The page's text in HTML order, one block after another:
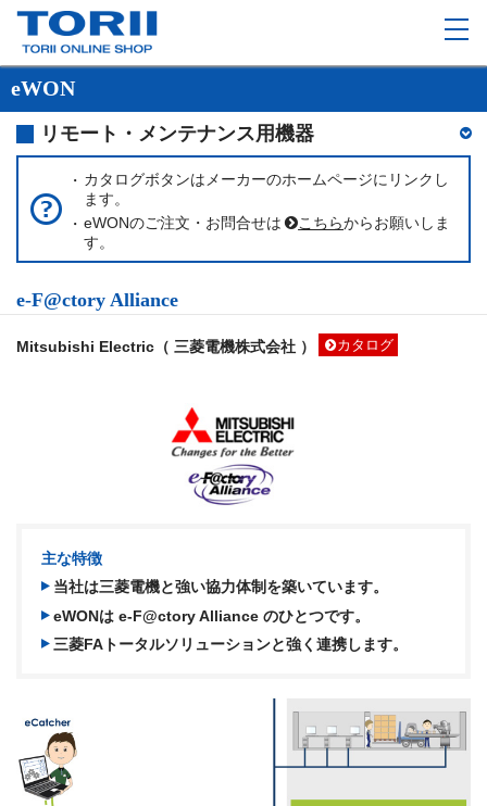
eWON
リモート・メンテナンス用機器
カタログボタンはメーカーのホームページにリンクし
ます。
eWONのご注文・お問合せは
こちらからお願いしま
す。
e-F@ctory Alliance
Mitsubishi Electric（ 三菱電機株式会社 ） カタログ
主な特徴
当社は三菱電機と強い協力体制を築いています。
eWONは e-F@ctory Alliance のひとつです。
三菱FAトータルソリューションと強く連携します。